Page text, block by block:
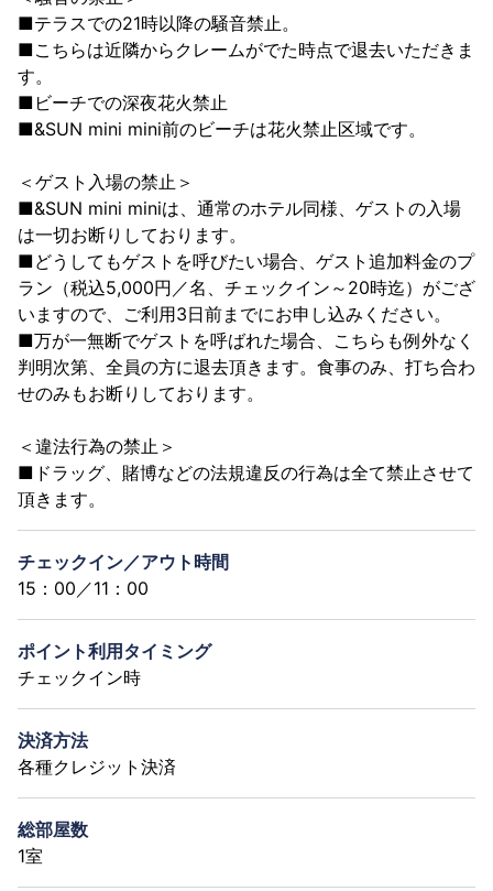
■テラスでの21時以降の騒音禁止。
■こちらは近隣からクレームがでた時点で退去いただきま
す。
■ビーチでの深夜花火禁止
■&SUN mini mini前のビーチは花火禁止区域です。
＜ゲスト入場の禁止＞
■&SUN mini miniは、通常のホテル同様、ゲストの入場
は一切お断りしております。
■どうしてもゲストを呼びたい場合、ゲスト追加料金のプ
ラン（税込5,000円／名、チェックイン～20時迄）がござ
いますので、ご利用3日前までにお申し込みください。
■万が一無断でゲストを呼ばれた場合、こちらも例外なく
判明次第、全員の方に退去頂きます。食事のみ、打ち合わ
せのみもお断りしております。
＜違法行為の禁止＞
■ドラッグ、賭博などの法規違反の行為は全て禁止させて
頂きます。
チェックイン／アウト時間
15：00／11：00
ポイント利用タイミング
チェックイン時
決済方法
各種クレジット決済
総部屋数
1室